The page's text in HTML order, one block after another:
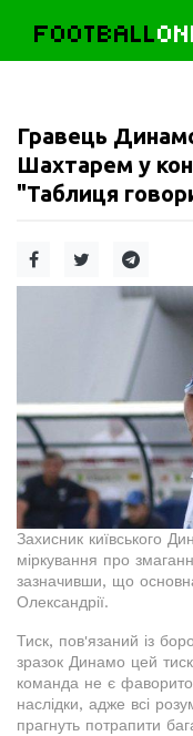
FOOTBALL
Гравець
Шахтарем у
"Таблиця
Захисник київського
міркування про
зазначивши, що
Олександрії.
Тиск, пов'язаний із
зразок Динамо цей тиск
команда не є
наслідки, адже всі
прагнуть потрапити